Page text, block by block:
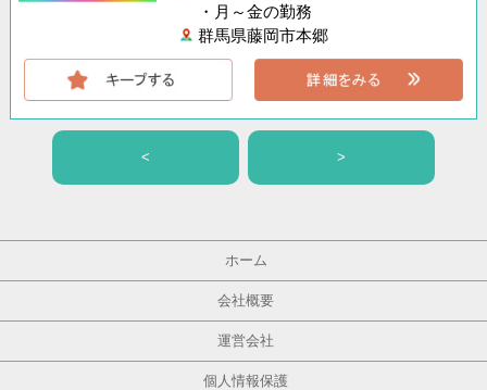
・月～金の勤務
群馬県藤岡市本郷
< >
ホーム
会社概要
運営会社
個人情報保護